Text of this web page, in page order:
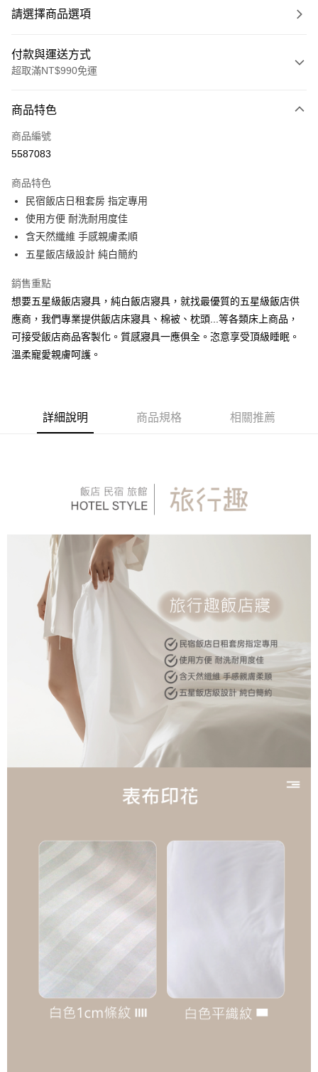
請選擇商品選項
付款與運送方式
超取滿NT$990免運
信用卡一次付款
超商取貨付款
Apple Pay
街口支付
悠遊付
Google Pay
全盈+PAY
【大哥付你分期使用說明】
成交易。
1.分期款項不併入電信帳單，「大哥付你分期」於每月結算日後寄送繳費提
2.透過簡訊連結打開帳單後，可選擇「超商條碼／台灣大直營門市／銀行轉
【注意事項】
1.本服務係由「台灣大哥大股份有限公司」（以下簡稱本公司）所提供，讓
用戶於交易時，得透過本服務購買商品或服務，並由商店將買賣／分期付款
買賣價金債權讓與本公司後，依約使用本公司帳單繳交帳款。
2.基於同意付款使用「大哥付你分期」之契約關係目的，商店將以您的個人
資料（包含姓名、電話或地址）提供予台灣大哥大進項蒐集、處理及利用，
由本公司與您本人進行分期帳單所需資料之確認、核對及更正。
3.完整用戶服務條款，請詳閱以下連結：https://oppay.tw/userRule
AFTEE先享後付是「在收到商品之後才付款」的支付方式。 讓您購物簡單
便利好安心！
【「AFTEE先享後付」結帳流程】
１．於結帳方式選擇「AFTEE先享後付」後，將跳轉至「AFTEE先享後付」
２．訂單成立數日內，您將收到繳費通知簡訊。
３．收到繳費通知簡訊後14天內，點擊此簡訊中的連結，可透過四大超商／
ATM／網路銀行／等多元方式進行付款，方視為交易完成。
※ 請注意：結帳手續完成當下不需立刻繳費，但若您需要取消訂單，請聯絡
購買商品的店家。未經商家同意取消之訂單仍視為有效，需透過AFTEE先享
後付繳納相關費用。
※ 交易是否成功請以「AFTEE先享後付 」之結帳頁面顯示為準，若有關於
是否繳費成功／繳費後需取消欲退款等相關疑問，請聯繫「AFTEE先享後付
客戶支援中心」
https://netprotections.freshdesk.com/support/home
【注意事項】
１．透過由恩沛科技股份有限公司提供之「AFTEE先享後付」服務完成之交
易，需依本服務之必要範圍內提供個人資料，並將交易相關給付款項請求債
權轉讓予恩沛科技股份有限公司。
２．關於個人資料處理事宜，請瀏覽以下網址：
https://aftee.tw/terms/#terms3
３．未成年的使用者請事先徵得法定代理人或監護人之同意方可使用
「AFTEE先享後付」，若未經同意申辦者引起之損失，本公司不負相關責
任。
時審查核予不同之上限額度；若仍有額度不足之情形，本公司將視審查結果
ATM付款
每筆NT$65，滿NT$990(含以上)免運費
每筆NT$65，滿NT$990(含以上)免運費
萊爾富取貨付款
每筆NT$60，滿NT$990(含以上)免運費
付款後萊爾富取貨
每筆NT$60，滿NT$990(含以上)免運費
7-11取貨付款
每筆NT$65，滿NT$990(含以上)免運費
付款後7-11取貨
每筆NT$65，滿NT$990(含以上)免運費
每筆NT$150，滿NT$990(含以上)免運費
商品特色
商品編號
5587083
商品特色
民宿飯店日租套房 指定專用
使用方便 耐洗耐用度佳
含天然纖維 手感親膚柔順
五星飯店級設計 純白簡約
銷售重點
想要五星級飯店寢具，純白飯店寢具，就找最優質的五星級飯店供
應商，我們專業提供飯店床寢具、棉被、枕頭...等各類床上商品，
可接受飯店商品客製化。質感寢具一應俱全。恣意享受頂級睡眠。
溫柔寵愛親膚呵護。
詳細說明 商品規格 相關推薦